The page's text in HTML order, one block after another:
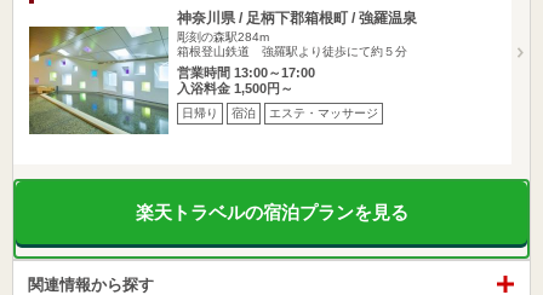
神奈川県 / 足柄下郡箱根町 / 強羅温泉
彫刻の森駅284m
箱根登山鉄道 強羅駅より徒歩にて約５分
営業時間 13:00～17:00
入浴料金 1,500円～
日帰り 宿泊 エステ・マッサージ
楽天トラベルの宿泊プランを見る
関連情報から探す